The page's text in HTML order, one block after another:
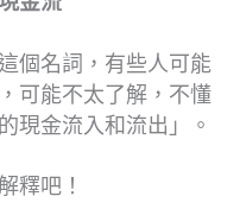
個名詞，有些人可能
可能不太了解，不懂
現金流入和流出」。
釋吧！